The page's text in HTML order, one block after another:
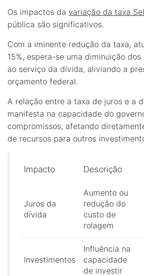
Os impactos da variação da taxa
pública são significativos.
Com a iminente redução da taxa,
15%, espera-se uma diminuição
ao serviço da dívida, aliviando a
orçamento federal.
A relação entre a taxa de juros e a
manifesta na capacidade do
compromissos, afetando
de recursos para outros
Impacto Descrição
Juros da
dívida
Aumento ou
redução do
custo de
rolagem
Investimentos
Influência na
capacidade
de investir